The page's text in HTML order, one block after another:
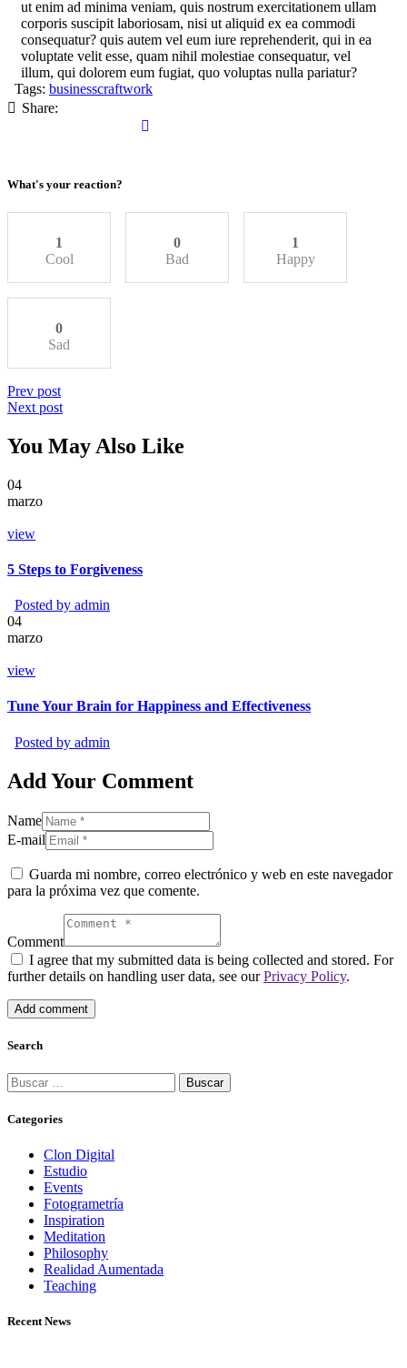
ut enim ad minima veniam, quis nostrum exercitationem ullam
corporis suscipit laboriosam, nisi ut aliquid ex ea commodi
consequatur? quis autem vel eum iure reprehenderit, qui in ea
voluptate velit esse, quam nihil molestiae consequatur, vel
illum, qui dolorem eum fugiat, quo voluptas nulla pariatur?
Tags: businesscraftwork
Share:
What's your reaction?
1
Cool
0
Bad
1
Happy
0
Sad
Prev post
Next post
You May Also Like
04
marzo
view
5 Steps to Forgiveness
Posted by admin
04
marzo
view
Tune Your Brain for Happiness and Effectiveness
Posted by admin
Add Your Comment
Name
E-mail
Guarda mi nombre, correo electrónico y web en este navegador
para la próxima vez que comente.
Comment
I agree that my submitted data is being collected and stored. For
further details on handling user data, see ourPrivacy Policy.
Search
Categories
Clon Digital
Estudio
Events
Fotogrametría
Inspiration
Meditation
Philosophy
Realidad Aumentada
Teaching
Recent News